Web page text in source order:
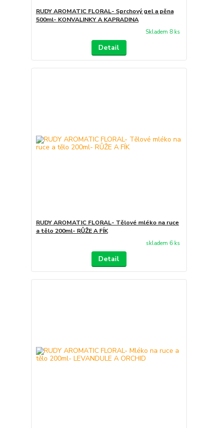
RUDY AROMATIC FLORAL- Sprchový gel a pěna
500ml- KONVALINKY A KAPRADINA
Skladem 8 ks
Detail
RUDY AROMATIC FLORAL- Tělové mléko na ruce
a tělo 200ml- RŮŽE A FÍK
skladem 6 ks
Detail